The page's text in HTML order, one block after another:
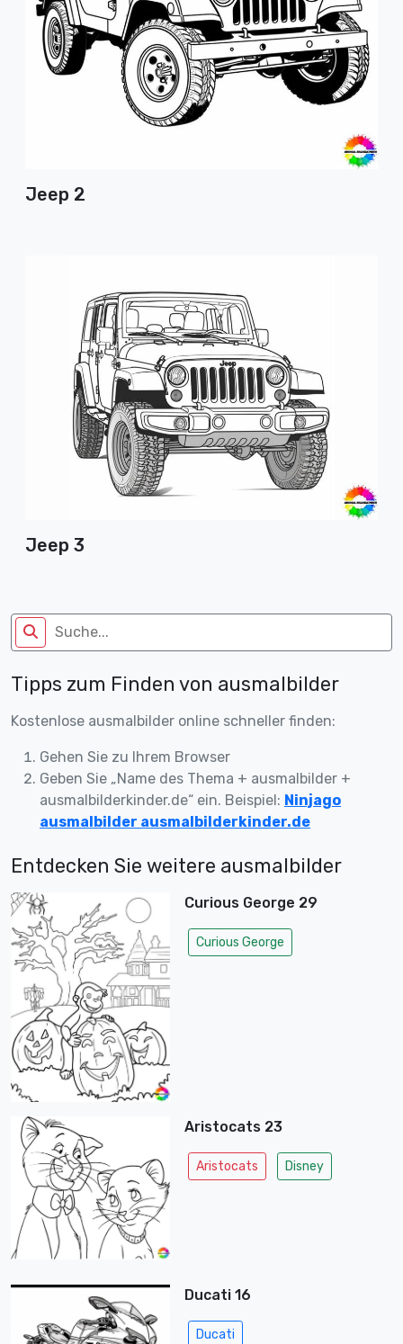
Jeep 2
Jeep 3
Tipps zum Finden von ausmalbilder
Kostenlose ausmalbilder online schneller finden:
Gehen Sie zu Ihrem Browser
Geben Sie „Name des Thema + ausmalbilder +
ausmalbilderkinder.de“ ein. Beispiel: Ninjago
ausmalbilder ausmalbilderkinder.de
Entdecken Sie weitere ausmalbilder
Curious George 29
Curious George
Aristocats 23
Aristocats Disney
Ducati 16
Ducati